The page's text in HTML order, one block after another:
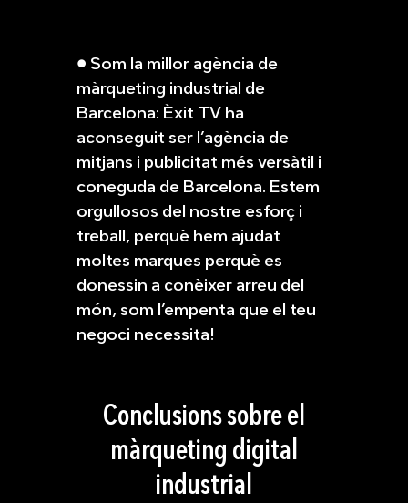
● Som la millor agència de
màrqueting industrial de
Barcelona: Èxit TV ha
aconseguit ser l’agència de
mitjans i publicitat més versàtil i
coneguda de Barcelona. Estem
orgullosos del nostre esforç i
treball, perquè hem ajudat
moltes marques perquè es
donessin a conèixer arreu del
món, som l’empenta que el teu
negoci necessita!
Conclusions sobre el
màrqueting digital
industrial